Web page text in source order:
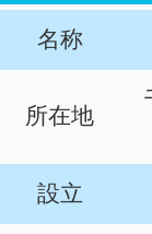
名称
所在地
設立